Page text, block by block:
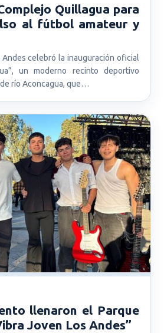
Quillagua para
al fútbol amateur y
celebró la inauguración oficial
un moderno recinto deportivo
río Aconcagua, que…
llenaron el Parque
Joven Los Andes”